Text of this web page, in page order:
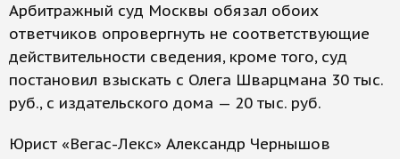
Арбитражный суд Москвы обязал обоих
ответчиков опровергнуть не соответствующие
действительности сведения, кроме того, суд
постановил взыскать с Олега Шварцмана 30 тыс.
руб., с издательского дома — 20 тыс. руб.
Юрист «Вегас-Лекс» Александр Чернышов